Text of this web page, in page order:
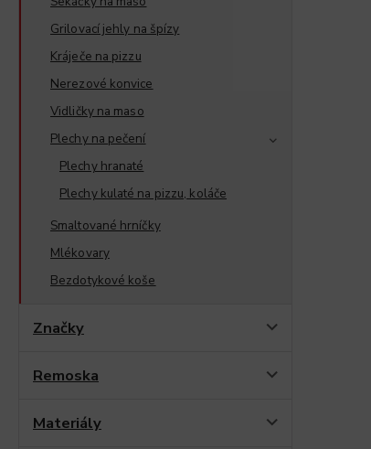
Grilovací jehly na špízy
Kráječe na pizzu
Nerezové konvice
Vidličky na maso
Plechy na pečení
Plechy hranaté
Plechy kulaté na pizzu, koláče
Smaltované hrníčky
Mlékovary
Bezdotykové koše
Značky
Remoska
Materiály